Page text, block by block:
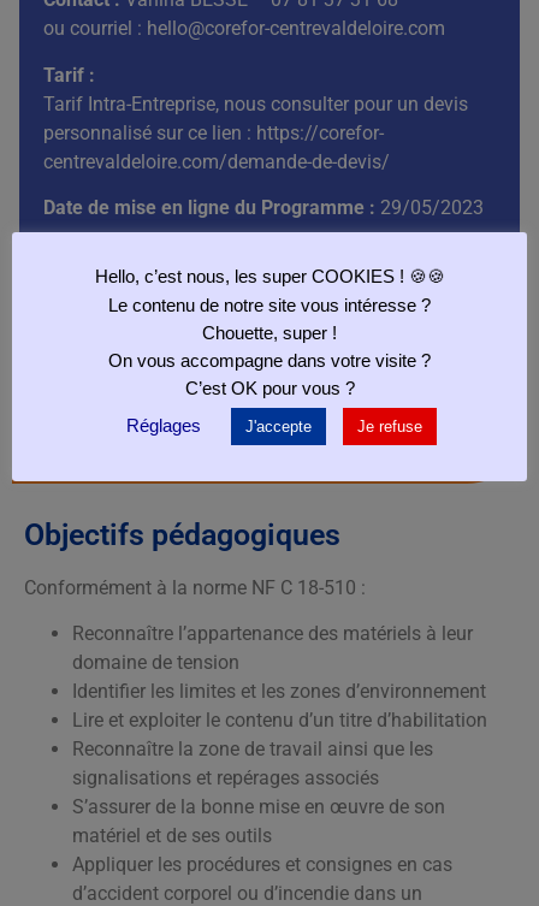
ou courriel : hello@corefor-centrevaldeloire.com
Tarif :
Tarif Intra-Entreprise, nous consulter pour un devis
personnalisé sur ce lien : https://corefor-
centrevaldeloire.com/demande-de-devis/
Date de mise en ligne du Programme : 29/05/2023
Préparation habilitation
électrique B0 H0 H0V -
Exécutant (Conformément à
la norme NF C 18-510)
Objectifs pédagogiques
Conformément à la norme NF C 18-510 :
Reconnaître l’appartenance des matériels à leur
domaine de tension
Identifier les limites et les zones d’environnement
Lire et exploiter le contenu d’un titre d’habilitation
Reconnaître la zone de travail ainsi que les
signalisations et repérages associés
S’assurer de la bonne mise en œuvre de son
matériel et de ses outils
Appliquer les procédures et consignes en cas
d’accident corporel ou d’incendie dans un
Hello, c’est nous, les super COOKIES ! 🍪🍪
Le contenu de notre site vous intéresse ?
Chouette, super !
On vous accompagne dans votre visite ?
C’est OK pour vous ?
Réglages
J'accepte Je refuse